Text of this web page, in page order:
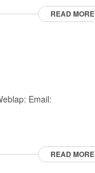
READ MORE
Email:
READ MORE